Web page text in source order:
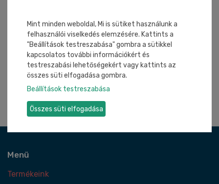
Menü
Termékeink
Mint minden weboldal, Mi is sütiket használunk a
felhasználói viselkedés elemzésére. Kattints a
"Beállítások testreszabása" gombra a sütikkel
kapcsolatos további információkért és
testreszabási lehetőségekért vagy kattints az
összes süti elfogadása gombra.
Beállítások testreszabása
Összes süti elfogadása